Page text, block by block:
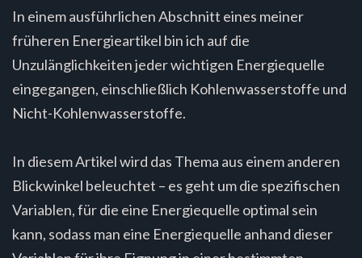
In einem ausführlichen Abschnitt eines meiner
früheren Energieartikel bin ich auf die
Unzulänglichkeiten jeder wichtigen Energiequelle
eingegangen, einschließlich Kohlenwasserstoffe und
Nicht-Kohlenwasserstoffe.
In diesem Artikel wird das Thema aus einem anderen
Blickwinkel beleuchtet – es geht um die spezifischen
Variablen, für die eine Energiequelle optimal sein
kann, sodass man eine Energiequelle anhand dieser